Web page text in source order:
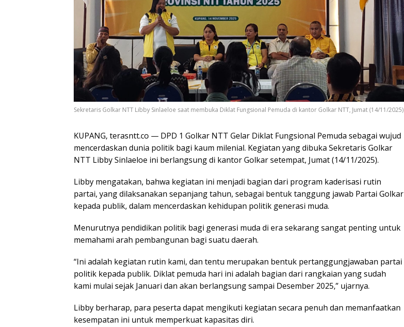
Sekretaris Golkar NTT Libby Sinlaeloe saat membuka Diklat Fungsional Pemuda di kantor Golkar NTT, Jumat (14/11/2025)
KUPANG, terasntt.co — DPD 1 Golkar NTT Gelar Diklat Fungsional Pemuda sebagai wujud
mencerdaskan dunia politik bagi kaum milenial. Kegiatan yang dibuka Sekretaris Golkar
NTT Libby Sinlaeloe ini berlangsung di kantor Golkar setempat, Jumat (14/11/2025).
Libby mengatakan, bahwa kegiatan ini menjadi bagian dari program kaderisasi rutin
partai, yang dilaksanakan sepanjang tahun, sebagai bentuk tanggung jawab Partai Golkar
kepada publik, dalam mencerdaskan kehidupan politik generasi muda.
Menurutnya pendidikan politik bagi generasi muda di era sekarang sangat penting untuk
memahami arah pembangunan bagi suatu daerah.
“Ini adalah kegiatan rutin kami, dan tentu merupakan bentuk pertanggungjawaban partai
politik kepada publik. Diklat pemuda hari ini adalah bagian dari rangkaian yang sudah
kami mulai sejak Januari dan akan berlangsung sampai Desember 2025,” ujarnya.
Libby berharap, para peserta dapat mengikuti kegiatan secara penuh dan memanfaatkan
kesempatan ini untuk memperkuat kapasitas diri.